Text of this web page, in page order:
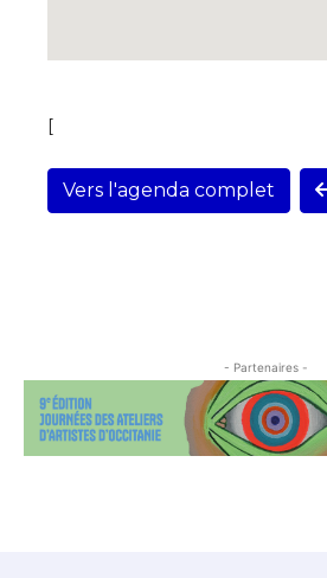
[
Vers l'agenda complet
- Partenaires -